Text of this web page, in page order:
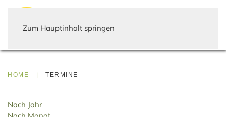
Zum Hauptinhalt springen
HOME TERMINE
Nach Jahr